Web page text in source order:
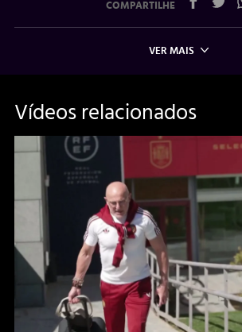
COMPARTILHE
VER MAIS
Vídeos relacionados